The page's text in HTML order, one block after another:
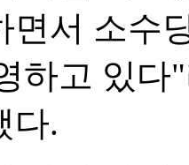
면서 소수
하고 있
다.